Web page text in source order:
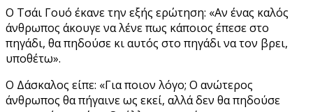
Ο Τσάι Γουό έκανε την εξής ερώτηση: «Αν ένας καλός
άνθρωπος άκουγε να λένε πως κάποιος έπεσε στο
πηγάδι, θα πηδούσε κι αυτός στο πηγάδι να τον βρει,
υποθέτω».
Ο Δάσκαλος είπε: «Για ποιον λόγο; Ο ανώτερος
άνθρωπος θα πήγαινε ως εκεί, αλλά δεν θα πηδούσε